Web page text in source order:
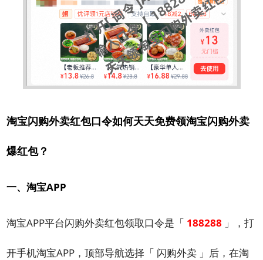
淘宝闪购外卖红包口令如何天天免费领淘宝闪购外卖
爆红包？
一、淘宝APP
淘宝APP平台闪购外卖红包领取口令是「 188288 」，打
开手机淘宝APP，顶部导航选择「 闪购外卖 」后，在淘